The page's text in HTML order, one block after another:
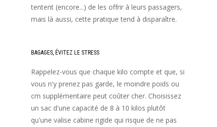
tentent (encore...) de les offrir à leurs passagers,
mais là aussi, cette pratique tend à disparaître.
BAGAGES, ÉVITEZ LE STRESS
Rappelez-vous que chaque kilo compte et que, si
vous n'y prenez pas garde, le moindre poids ou
cm supplémentaire peut coûter cher. Choisissez
un sac d'une capacité de 8 à 10 kilos plutôt
qu'une valise cabine rigide qui risque de ne pas